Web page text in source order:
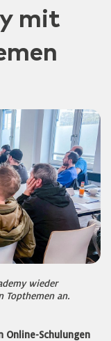
mit
wieder
Topthemen an.
Online-Schulungen